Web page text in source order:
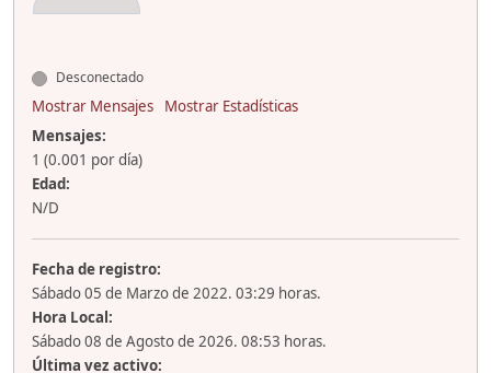
Desconectado
Mostrar Mensajes
Mostrar Estadísticas
Mensajes:
1 (0.001 por día)
Edad:
N/D
Fecha de registro:
Sábado 05 de Marzo de 2022. 03:29 horas.
Hora Local:
Sábado 08 de Agosto de 2026. 08:53 horas.
Última vez activo: